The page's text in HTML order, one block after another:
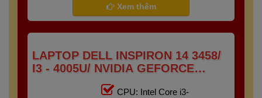
Xem thêm
LAPTOP DELL INSPIRON 14 3458/
I3 - 4005U/ NVIDIA GEFORCE
820M/ RAM 8G/ SSD 128GB/
CPU: Intel Core i3-